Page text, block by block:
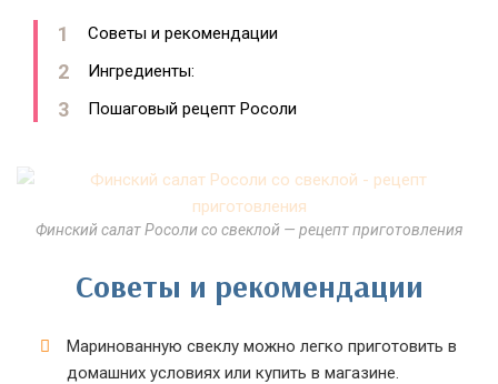
Советы и рекомендации
Ингредиенты:
Пошаговый рецепт Росоли
Финский салат Росоли со свеклой — рецепт приготовления
Советы и рекомендации
Маринованную свеклу можно легко приготовить в
домашних условиях или купить в магазине.